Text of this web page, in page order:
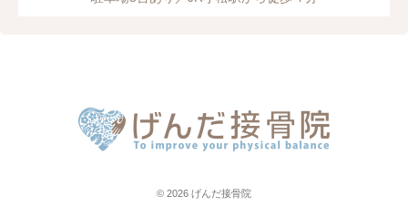
© 2026 げんだ接骨院